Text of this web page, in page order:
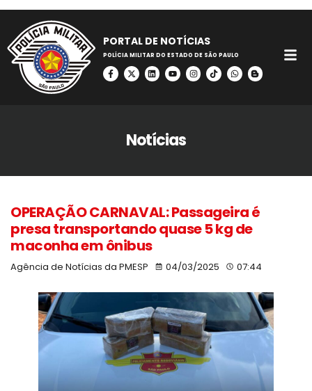
PORTAL DE NOTÍCIAS
POLÍCIA MILITAR DO ESTADO DE SÃO PAULO
Notícias
OPERAÇÃO CARNAVAL: Passageira é
presa transportando quase 5 kg de
maconha em ônibus
Agência de Notícias da PMESP 04/03/2025 07:44